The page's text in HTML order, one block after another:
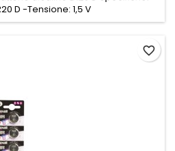
D -Tensione: 1,5 V
favorite_border